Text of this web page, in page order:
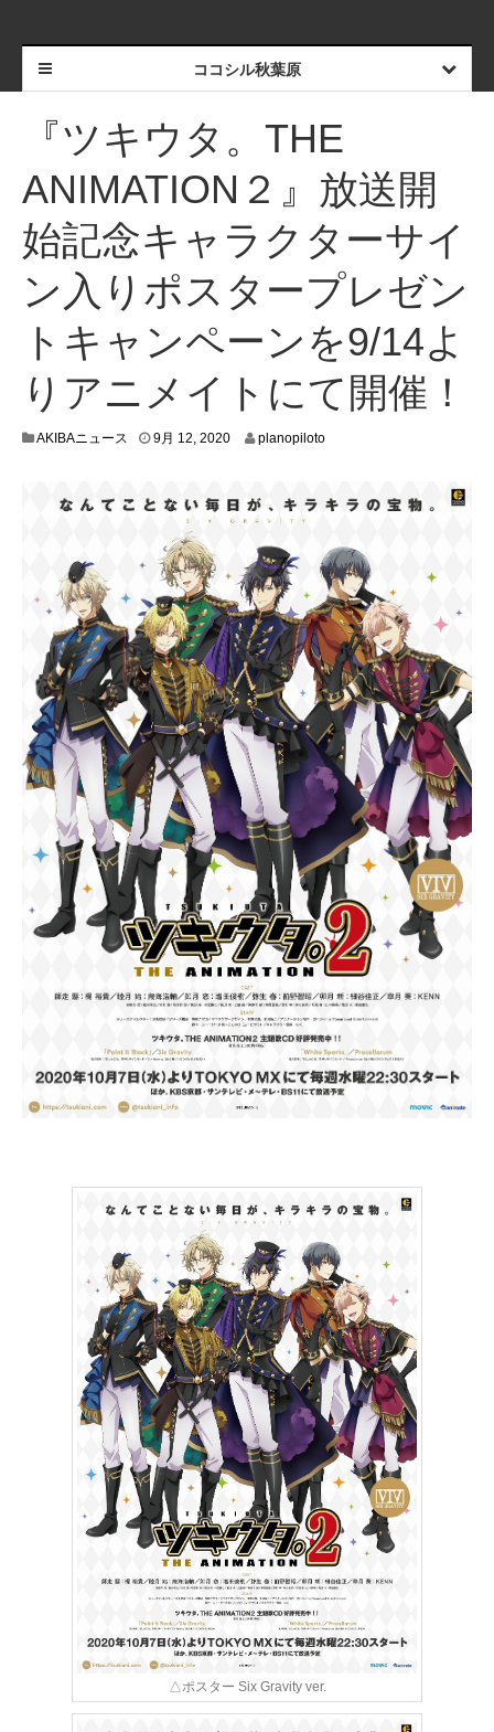
ココシル秋葉原
『ツキウタ。THE
ANIMATION２』放送開
始記念キャラクターサイ
ン入りポスタープレゼン
トキャンペーンを9/14よ
りアニメイトにて開催！
AKIBAニュース 9月 12, 20209
,
0
planopiloto
△ポスター Six Gravity ver.